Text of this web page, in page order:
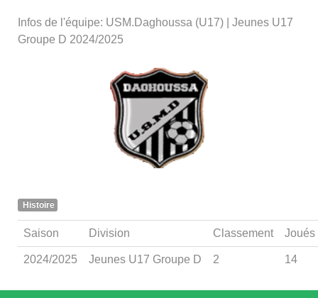
Infos de l'équipe: USM.Daghoussa (U17) | Jeunes U17
Groupe D 2024/2025
Histoire
Saison Division Classement Joués
2024/2025 Jeunes U17 Groupe D 2 14